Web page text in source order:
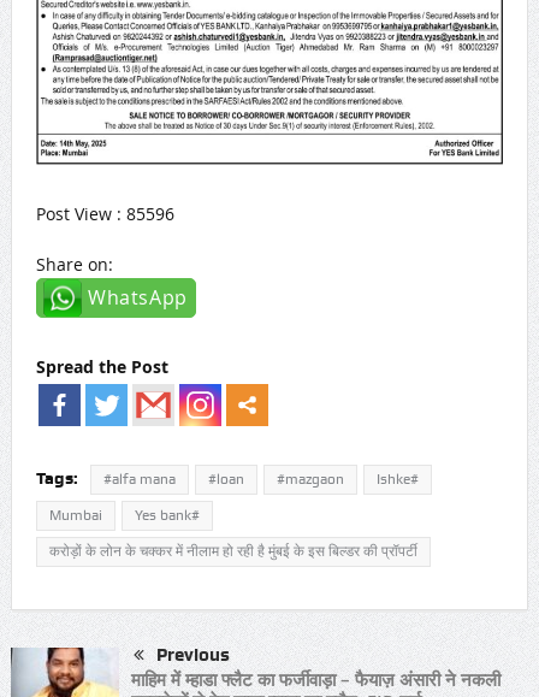
Post View : 85596
Share on:
WhatsApp
Spread the Post
Tags: #alfa mana #loan #mazgaon Ishke#
Mumbai Yes bank#
करोड़ों के लोन के चक्कर में नीलाम हो रही है मुंबई के इस बिल्डर की प्रॉपर्टी
Previous
माहिम में म्हाडा फ्लैट का फर्जीवाड़ा – फैयाज़ अंसारी ने नकली